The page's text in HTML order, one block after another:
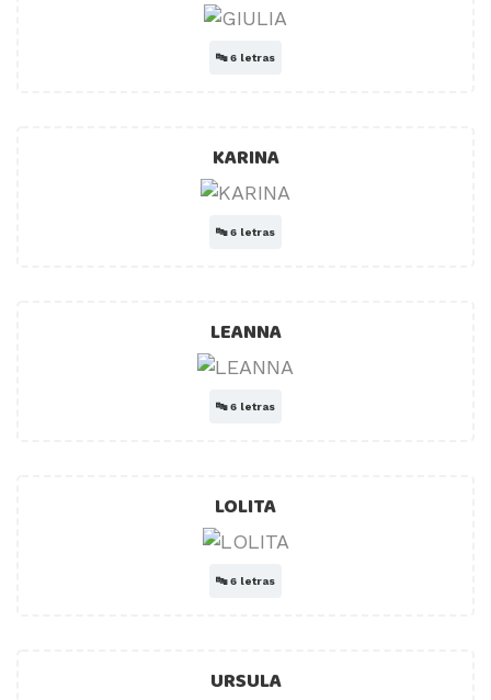
🔤6 letras
KARINA
🔤6 letras
LEANNA
🔤6 letras
LOLITA
🔤6 letras
URSULA